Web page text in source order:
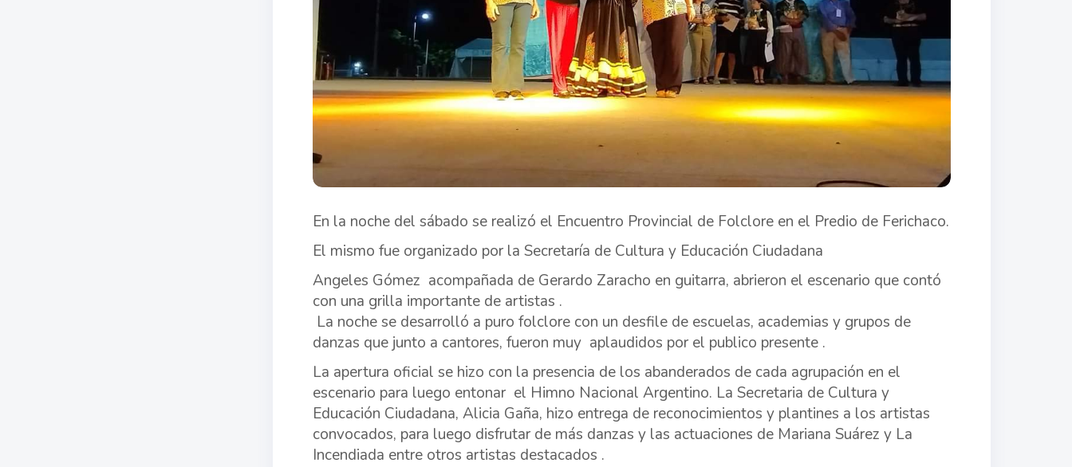
En la noche del sábado se realizó el Encuentro Provincial de Folclore en el Predio de Ferichaco.
El mismo fue organizado por la Secretaría de Cultura y Educación Ciudadana
Angeles Gómez acompañada de Gerardo Zaracho en guitarra, abrieron el escenario que contó
con una grilla importante de artistas .
La noche se desarrolló a puro folclore con un desfile de escuelas, academias y grupos de
danzas que junto a cantores, fueron muy aplaudidos por el publico presente .
La apertura oficial se hizo con la presencia de los abanderados de cada agrupación en el
escenario para luego entonar el Himno Nacional Argentino. La Secretaria de Cultura y
Educación Ciudadana, Alicia Gaña, hizo entrega de reconocimientos y plantines a los artistas
convocados, para luego disfrutar de más danzas y las actuaciones de Mariana Suárez y La
Incendiada entre otros artistas destacados .